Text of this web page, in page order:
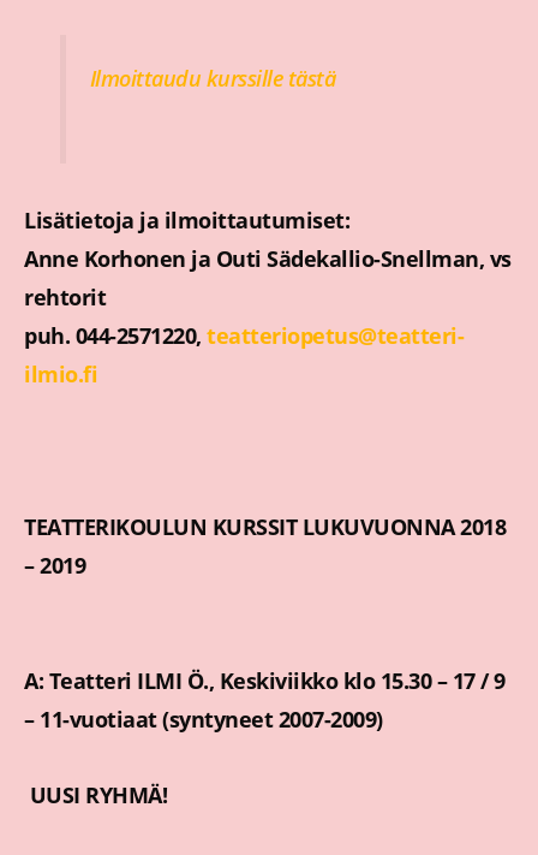
Ilmoittaudu kurssille tästä
Lisätietoja ja ilmoittautumiset:
Anne Korhonen ja Outi Sädekallio-Snellman, vs
rehtorit
puh. 044-2571220, teatteriopetus@teatteri-
ilmio.fi
TEATTERIKOULUN KURSSIT LUKUVUONNA 2018
– 2019
A: Teatteri ILMI Ö., Keskiviikko klo 15.30 – 17 / 9
– 11-vuotiaat (syntyneet 2007-2009)
UUSI RYHMÄ!